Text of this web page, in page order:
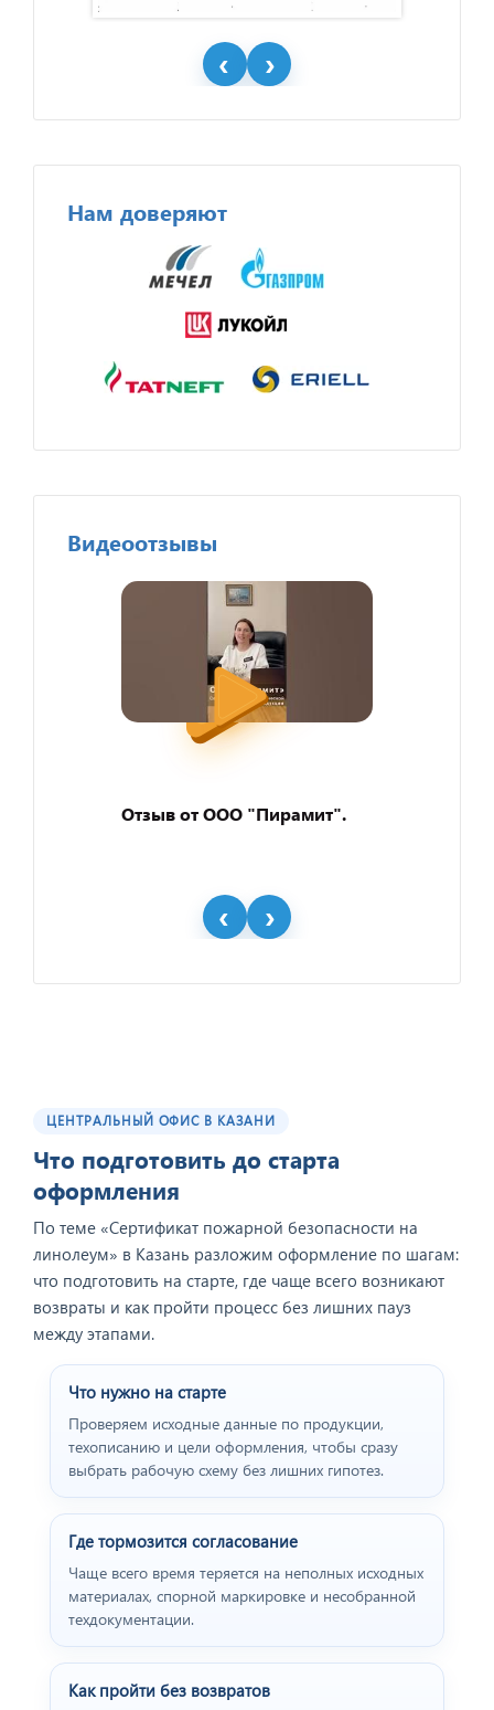
Нам доверяют
Видеоотзывы
Отзыв от ООО "Пирамит".
Отзыв от представителя
Отзыв от представителя
пивного ресторана
"BEERHOUSE".
ЦЕНТРАЛЬНЫЙ ОФИС В КАЗАНИ
Что подготовить до старта
оформления
По теме «Сертификат пожарной безопасности на
линолеум» в Казань разложим оформление по шагам:
что подготовить на старте, где чаще всего возникают
возвраты и как пройти процесс без лишних пауз
между этапами.
Что нужно на старте
Проверяем исходные данные по продукции,
техописанию и цели оформления, чтобы сразу
выбрать рабочую схему без лишних гипотез.
Где тормозится согласование
Чаще всего время теряется на неполных исходных
материалах, спорной маркировке и несобранной
техдокументации.
Как пройти без возвратов